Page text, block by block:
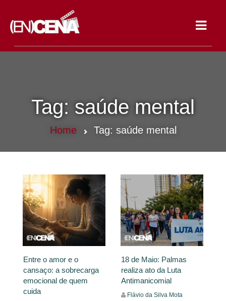
Tag: saúde mental
Home Tag: saúde mental
Entre o amor e o
cansaço: a sobrecarga
emocional de quem
cuida
18 de Maio: Palmas
realiza ato da Luta
Antimanicomial
Flávio da Silva Mota